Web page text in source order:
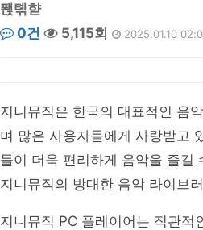
퐩톆햗
0건
5,115회 2025.01.10
지니뮤직은 한국의 대표적인 음
며 많은 사용자들에게 사랑받고
들이 더욱 편리하게 음악을 즐길
지니뮤직의 방대한 음악 라이브
지니뮤직 PC 플레이어는 직관